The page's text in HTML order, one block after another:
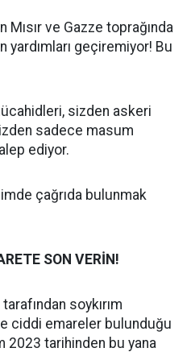
ve Gazze toprağında
yardımları geçiremiyor! Bu
sizden askeri
sadece masum
ediyor.
çağrıda bulunmak
SON VERİN!
soykırım
ciddi emareler bulunduğu
2023 tarihinden bu yana